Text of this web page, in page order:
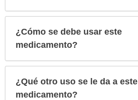
extendido.
¿Cómo se debe usar este
medicamento?
¿Qué otro uso se le da a este
medicamento?